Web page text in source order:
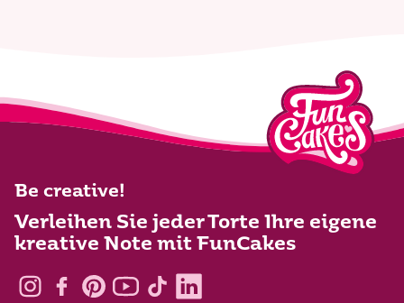
Be creative!
Verleihen Sie jeder Torte Ihre eigene
kreative Note mit FunCakes